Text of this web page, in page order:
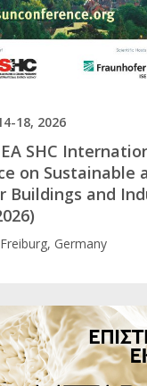
18, 2026
SHC
on Sustainable
Buildings and
Germany